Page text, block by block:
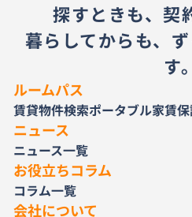
探すときも、契
暮らしてからも、
す。
ルームパス
賃貸物件検索ポータブル家賃
ニュース
ニュース一覧
お役立ちコラム
コラム一覧
会社について